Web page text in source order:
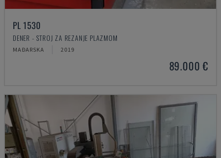
PL 1530
DENER - STROJ ZA REZANJE PLAZMOM
MAĐARSKA 2019
89.000 €